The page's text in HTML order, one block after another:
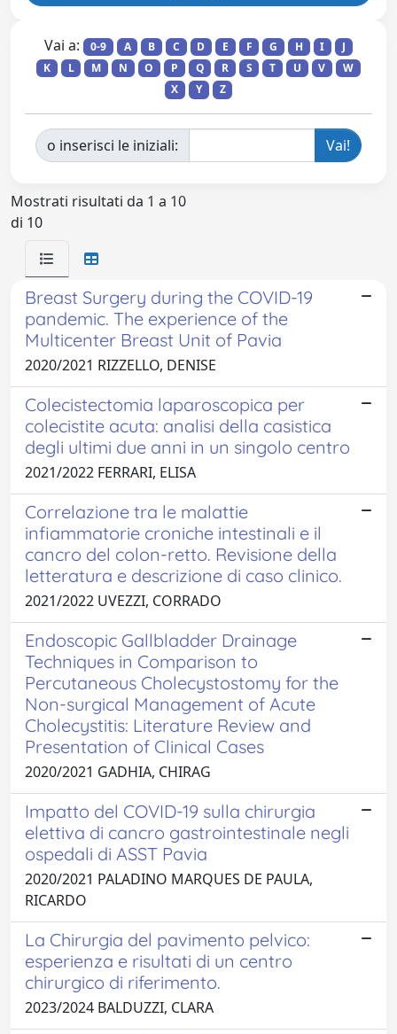
Vai a: 0-9 A B C D E F G H I
J
K
L M N O P Q R S T U V
W
X
Y Z
o inserisci le iniziali:
Mostrati risultati da 1 a 10
di 10
Breast Surgery during the COVID-19
pandemic. The experience of the
Multicenter Breast Unit of Pavia
2020/2021 RIZZELLO, DENISE
Colecistectomia laparoscopica per
colecistite acuta: analisi della casistica
degli ultimi due anni in un singolo centro
2021/2022 FERRARI, ELISA
Correlazione tra le malattie
infiammatorie croniche intestinali e il
cancro del colon-retto. Revisione della
letteratura e descrizione di caso clinico.
2021/2022 UVEZZI, CORRADO
Endoscopic Gallbladder Drainage
Techniques in Comparison to
Percutaneous Cholecystostomy for the
Non-surgical Management of Acute
Cholecystitis: Literature Review and
Presentation of Clinical Cases
2020/2021 GADHIA, CHIRAG
Impatto del COVID-19 sulla chirurgia
elettiva di cancro gastrointestinale negli
ospedali di ASST Pavia
2020/2021 PALADINO MARQUES DE PAULA,
RICARDO
La Chirurgia del pavimento pelvico:
esperienza e risultati di un centro
chirurgico di riferimento.
2023/2024 BALDUZZI, CLARA